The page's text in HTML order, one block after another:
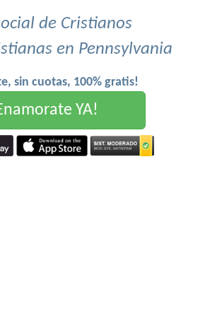
de Cristianos
en Pennsylvania
sin cuotas, 100% gratis!
YA!